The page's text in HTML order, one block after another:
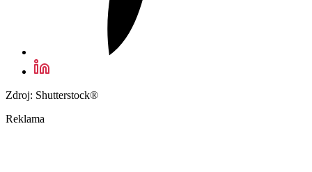
Zdroj: Shutterstock®
Reklama